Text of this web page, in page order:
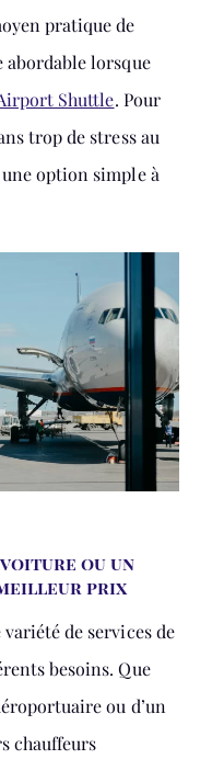
pratique de
lorsque
Shuttle. Pour
trop de stress au
une option simple à
ou un
prix
de services de
besoins. Que
ou d’un
chauffeurs